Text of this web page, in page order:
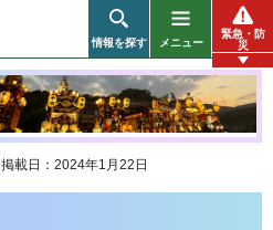
情報を探す メニュー
緊急・防
災
掲載日：2024年1月22日